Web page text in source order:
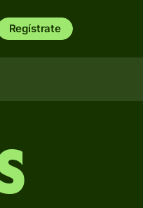
Regístrate